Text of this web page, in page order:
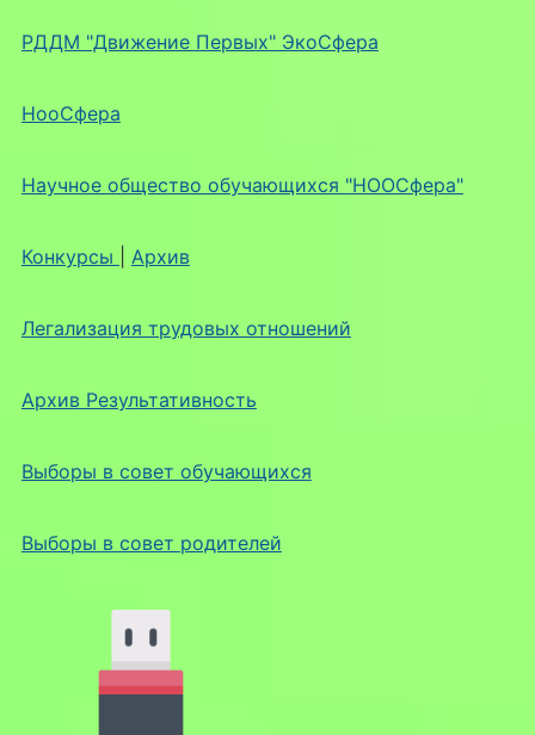
РДДМ "Движение Первых" ЭкоСфера
НооСфера
Научное общество обучающихся "НООСфера"
Конкурсы Архив
Легализация трудовых отношений
Архив Результативность
Выборы в совет обучающихся
Выборы в совет родителей